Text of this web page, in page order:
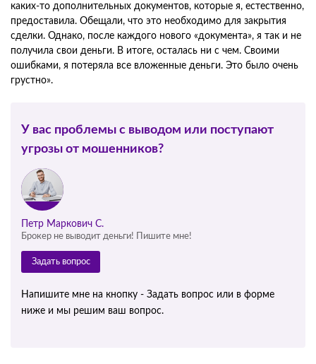
каких-то дополнительных документов, которые я, естественно,
предоставила. Обещали, что это необходимо для закрытия
сделки. Однако, после каждого нового «документа», я так и не
получила свои деньги. В итоге, осталась ни с чем. Своими
ошибками, я потеряла все вложенные деньги. Это было очень
грустно».
У вас проблемы с выводом или поступают
угрозы от мошенников?
Петр Маркович С.
Брокер не выводит деньги! Пишите мне!
Задать вопрос
Напишите мне на кнопку - Задать вопрос или в форме
ниже и мы решим ваш вопрос.